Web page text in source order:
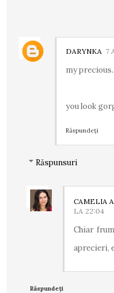
DARYNKA 7
my
you look
Răspundeți
Răspunsuri
CAMELIA
LA 22:04
Chiar
aprecieri,
Răspundeți